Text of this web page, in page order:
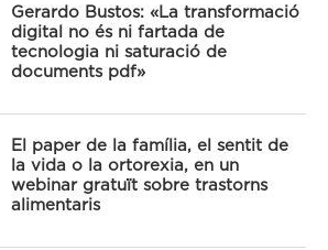
Gerardo Bustos: «La transformació
digital no és ni fartada de
tecnologia ni saturació de
documents pdf»
El paper de la família, el sentit de
la vida o la ortorexia, en un
webinar gratuït sobre trastorns
alimentaris